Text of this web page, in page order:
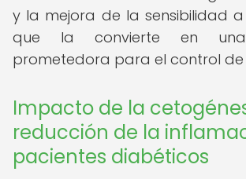
y la mejora de la sensibilidad a
que la convierte en una
prometedora para el control de
Impacto de la
reducción de la
pacientes diabéticos